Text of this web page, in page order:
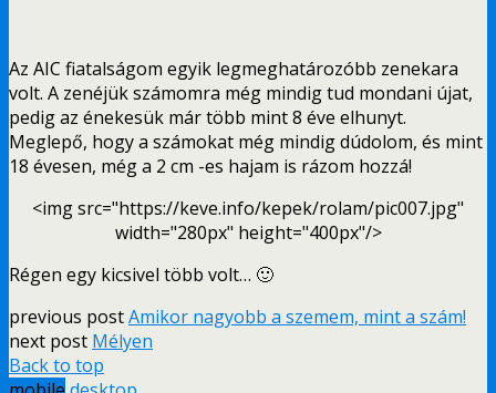
Az AIC fiatalságom egyik legmeghatározóbb zenekara
volt. A zenéjük számomra még mindig tud mondani újat,
pedig az énekesük már több mint 8 éve elhunyt.
Meglepő, hogy a számokat még mindig dúdolom, és mint
18 évesen, még a 2 cm -es hajam is rázom hozzá!
<img src="https://keve.info/kepek/rolam/pic007.jpg"
width="280px" height="400px"/>
Régen egy kicsivel több volt… 🙂
previous postAmikor nagyobb a szemem, mint a szám!
next post Mélyen
Back to top